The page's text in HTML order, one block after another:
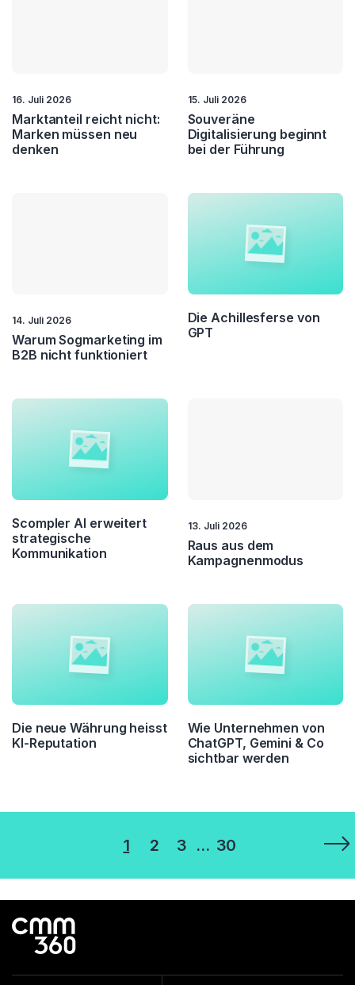
16. Juli 2026
Marktanteil reicht nicht:
Marken müssen neu
denken
15. Juli 2026
Souveräne
Digitalisierung beginnt
bei der Führung
14. Juli 2026
Warum Sogmarketing im
B2B nicht funktioniert
Die Achillesferse von
GPT
Scompler AI erweitert
strategische
Kommunikation
13. Juli 2026
Raus aus dem
Kampagnenmodus
Die neue Währung heisst
KI-Reputation
Wie Unternehmen von
ChatGPT, Gemini & Co
sichtbar werden
Seitennummerierung
der
Beiträge
1 2 3 … 30